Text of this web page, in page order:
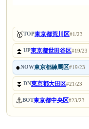
🥇TOP東京都荒川区#1/23
⏫UP東京都世田谷区#19/23
●NOW東京都練馬区#19/23
⏬DN東京都大田区#21/23
⚓BOT東京都中央区#23/23